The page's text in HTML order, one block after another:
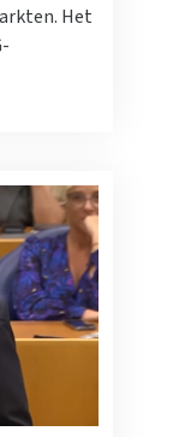
Het